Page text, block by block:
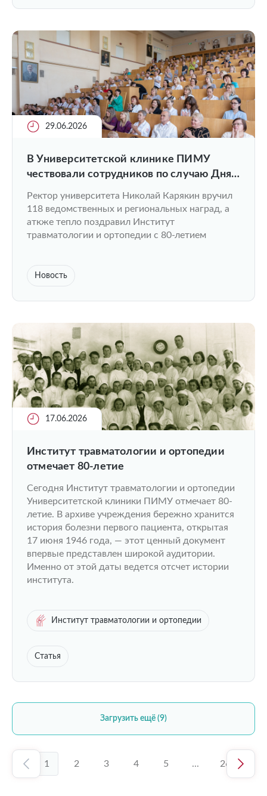
29.06.2026
В Университетской клинике ПИМУ
чествовали сотрудников по случаю Дня
Ректор университета Николай Карякин вручил
118 ведомственных и региональных наград, а
аткже тепло поздравил Институт
травматологии и ортопедии с 80-летием
Новость
17.06.2026
Институт травматологии и ортопедии
отмечает 80-летие
Сегодня Институт травматологии и ортопедии
Университетской клиники ПИМУ отмечает 80-
летие. В архиве учреждения бережно хранится
история болезни первого пациента, открытая
17 июня 1946 года, — этот ценный документ
впервые представлен широкой аудитории.
Именно от этой даты ведется отсчет истории
института.
Институт травматологии и ортопедии
Статья
Загрузить ещё (9)
1 2 3 4 5 ... 26